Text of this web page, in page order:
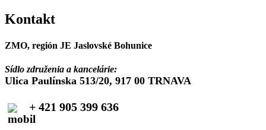
Kontakt
ZMO, región JE Jaslovské Bohunice
Sídlo združenia a kancelárie:
Ulica Paulínska 513/20, 917 00 TRNAVA
+ 421 905 399 636